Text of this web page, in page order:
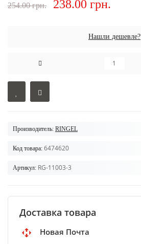
254.00 грн. 238.00 грн.
Нашли дешевле?
Производитель: RINGEL
Код товара: 6474620
Артикул: RG-11003-3
Доставка товара
Новая Почта